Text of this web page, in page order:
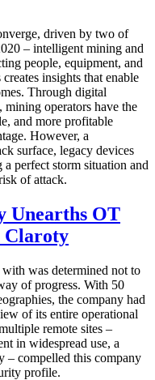
driven by two of
– intelligent mining and
people, equipment, and
insights that enable
Through digital
operators have the
and more profitable
However, a
surface, legacy devices
perfect storm situation and
of attack.
Unearths OT
Claroty
was determined not to
of progress. With 50
the company had
of its entire operational
remote sites –
in widespread use, a
– compelled this company
profile.